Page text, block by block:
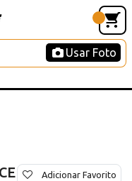
Usar Foto
Adicionar Favorito